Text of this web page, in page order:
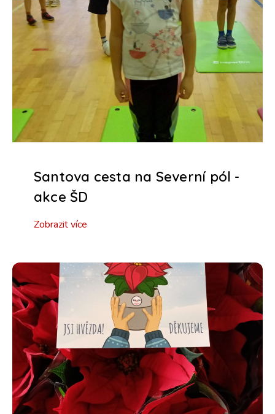
Santova cesta na Severní pól -
akce ŠD
Zobrazit více